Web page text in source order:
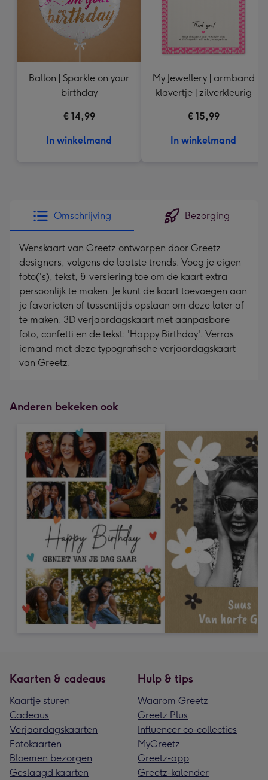
Ballon | Sparkle on your
birthday
€ 14,99
In winkelmand
My Jewellery | armband
klavertje | zilverkleurig
€ 15,99
In winkelmand
Omschrijving Bezorging
Wenskaart van Greetz ontworpen door Greetz
designers, volgens de laatste trends. Voeg je eigen
foto('s), tekst, & versiering toe om de kaart extra
persoonlijk te maken. Je kunt de kaart toevoegen aan
je favorieten of tussentijds opslaan om deze later af
te maken. 3D verjaardagskaart met aanpasbare
foto, confetti en de tekst: 'Happy Birthday'. Verras
iemand met deze typografische verjaardagskaart
van Greetz.
Anderen bekeken ook
Kaarten & cadeaus
Kaartje sturen
Cadeaus
Verjaardagskaarten
Fotokaarten
Bloemen bezorgen
Geslaagd kaarten
Hulp & tips
Waarom Greetz
Greetz Plus
Influencer co-collecties
MyGreetz
Greetz-app
Greetz-kalender